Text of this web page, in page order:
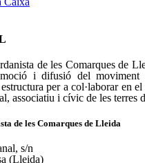
de les Comarques de
i difusió del moviment
per a col·laborar en
associatiu i cívic de les terres
de les Comarques de Lleida
s/n
(Lleida)